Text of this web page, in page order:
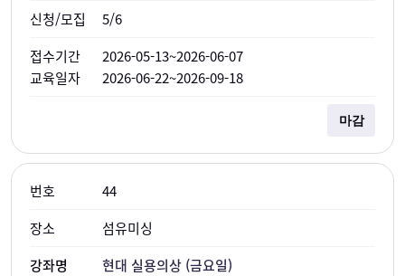
5/6
2026-05-13~2026-06-07
2026-06-22~2026-09-18
마감
44
섬유미싱
현대 실용의상 (금요일)